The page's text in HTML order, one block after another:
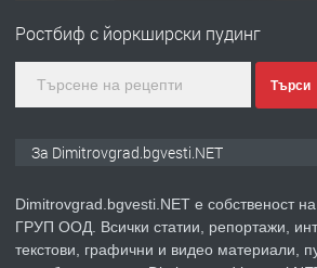
Ростбиф с йоркширски пудинг
Търси
За Dimitrovgrad.bgvesti.NET
Dimitrovgrad.bgvesti.NET е
ГРУП ООД. Всички статии, репортажи,
текстови, графични и видео материали,